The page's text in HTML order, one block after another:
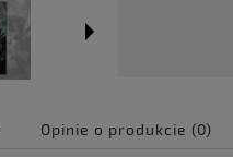
Opinie o produkcie (0)